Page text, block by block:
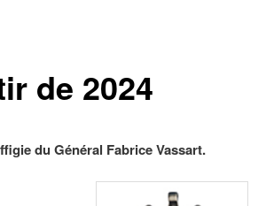
de 2024
du Général Fabrice Vassart.